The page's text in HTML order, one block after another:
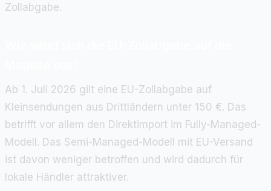
Zollabgabe.
Ab 1. Juli 2026 gilt eine EU-Zollabgabe auf
Kleinsendungen aus Drittländern unter 150 €. Das
betrifft vor allem den Direktimport im Fully-Managed-
Modell. Das Semi-Managed-Modell mit EU-Versand
ist davon weniger betroffen und wird dadurch für
lokale Händler attraktiver.